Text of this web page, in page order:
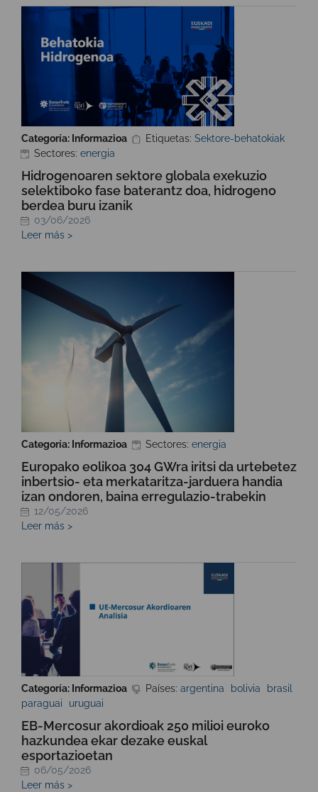
Categoría: Informazioa Etiquetas: Sektore-behatokiak
Sectores: energia
Hidrogenoaren sektore globala exekuzio
selektiboko fase baterantz doa, hidrogeno
berdea buru izanik
03/06/2026
Leer más >
Categoría: Informazioa Sectores: energia
Europako eolikoa 304 GWra iritsi da urtebetez
inbertsio- eta merkataritza-jarduera handia
izan ondoren, baina erregulazio-trabekin
12/05/2026
Leer más >
Categoría: Informazioa Países: argentina bolivia
brasil
paraguai
uruguai
EB-Mercosur akordioak 250 milioi euroko
hazkundea ekar dezake euskal
esportazioetan
06/05/2026
Leer más >